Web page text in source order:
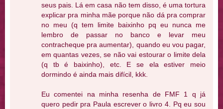
seus pais. Lá em casa não tem disso, é uma tortura
explicar pra minha mãe porque não dá pra comprar
no meu (q tem limite baixinho pq eu nunca me
lembro de passar no banco e levar meu
contracheque pra aumentar), quando eu vou pagar,
em quantas vezes, se não vai estourar o limite dela
(q tb é baixinho), etc. E se ela estiver meio
dormindo é ainda mais difícil, kkk.
Eu comentei na minha resenha de FMF 1 q já
quero pedir pra Paula escrever o livro 4. Pq eu sou